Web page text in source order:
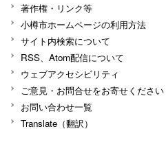
著作権・リンク等
小樽市ホームページの利用方法
サイト内検索について
RSS、Atom配信について
ウェブアクセシビリティ
ご意見・お問合せをお寄せください
お問い合わせ一覧
Translate（翻訳）